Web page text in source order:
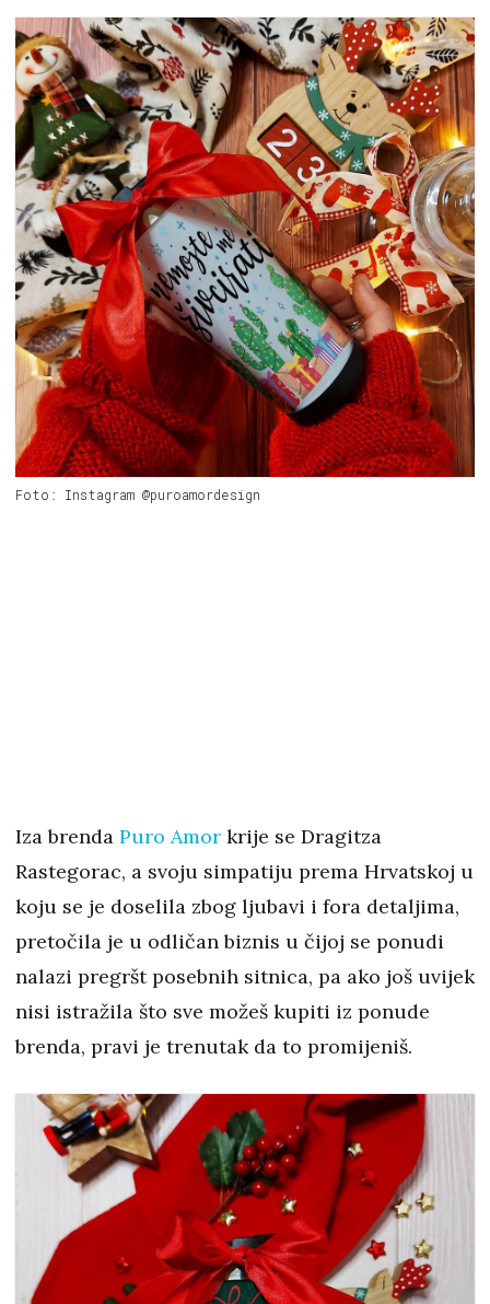
Foto: Instagram @puroamordesign
Iza brenda Puro Amor krije se Dragitza
Rastegorac, a svoju simpatiju prema Hrvatskoj u
koju se je doselila zbog ljubavi i fora detaljima,
pretočila je u odličan biznis u čijoj se ponudi
nalazi pregršt posebnih sitnica, pa ako još uvijek
nisi istražila što sve možeš kupiti iz ponude
brenda, pravi je trenutak da to promijeniš.